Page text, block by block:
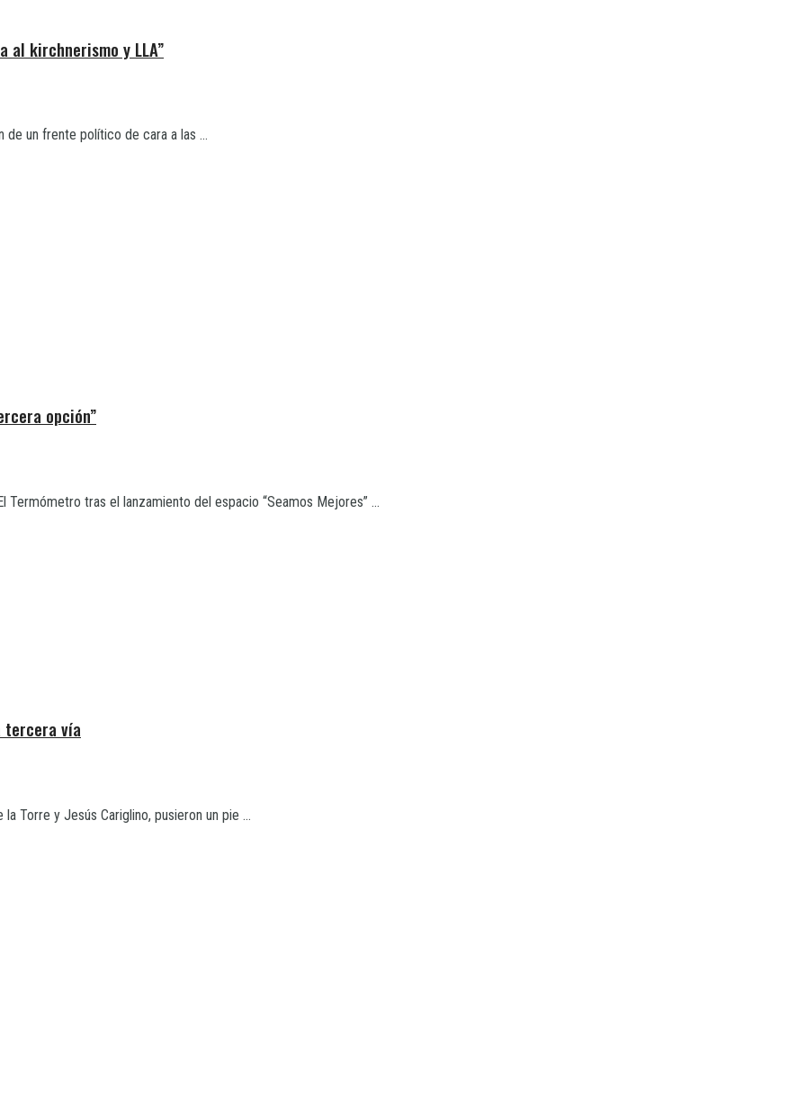
al kirchnerismo y LLA”
de un frente político de cara a las ...
opción”
tras el lanzamiento del espacio “Seamos Mejores” ...
tercera vía
Torre y Jesús Cariglino, pusieron un pie ...